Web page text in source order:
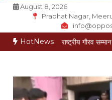
August 8, 2026
Prabhat Nagar,
HotNews
राष्ट्रीय गौरव सम्मान से सम्मानित